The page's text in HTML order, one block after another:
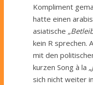
Kompliment
hatte einen
asiatische
kein R sprechen.
mit den
kurzen Song à la
sich nicht weiter